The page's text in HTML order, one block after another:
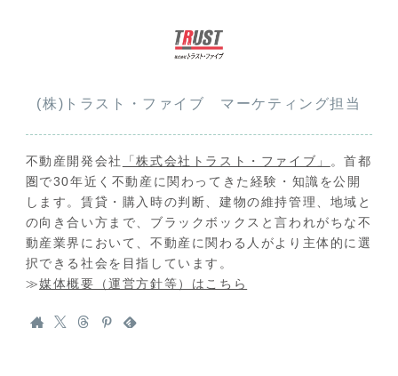
(株)トラスト・ファイブ マーケティング担当
不動産開発会社 「株式会社トラスト・ファイブ」
。首都
圏で30年近く不動産に関わってきた経験・知識を公開
します。賃貸・購入時の判断、建物の維持管理、地域と
の向き合い方まで、ブラックボックスと言われがちな不
動産業界において、不動産に関わる人がより主体的に選
択できる社会を目指しています。
≫媒体概要（運営方針等）はこちら